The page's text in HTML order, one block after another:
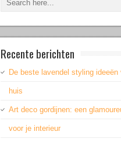
Recente berichten
De beste lavendel styling ideeën
huis
Art deco gordijnen: een
voor je interieur